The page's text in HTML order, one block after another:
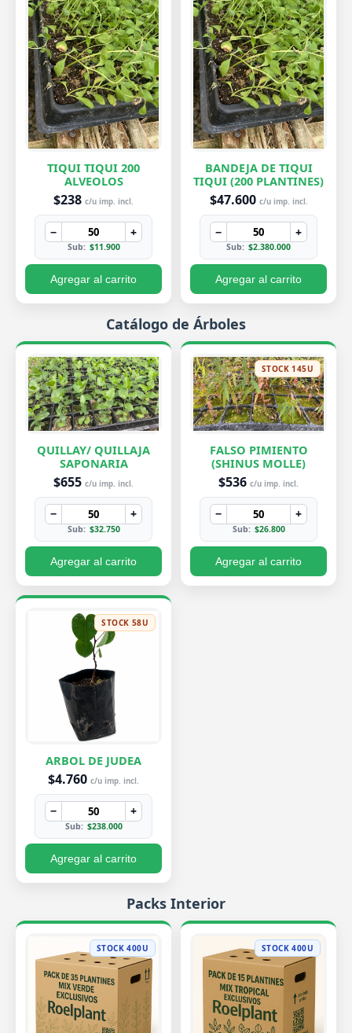
TIQUI TIQUI 200
ALVEOLOS
$238 c/u imp. incl.
− +
Sub: $11.900
Agregar al carrito
BANDEJA DE TIQUI
TIQUI (200 PLANTINES)
$47.600 c/u imp. incl.
− +
Sub: $2.380.000
Agregar al carrito
Catálogo de Árboles
QUILLAY/ QUILLAJA
SAPONARIA
$655 c/u imp. incl.
− +
Sub: $32.750
Agregar al carrito
STOCK 145U
FALSO PIMIENTO
(SHINUS MOLLE)
$536 c/u imp. incl.
− +
Sub: $26.800
Agregar al carrito
STOCK 58U
ARBOL DE JUDEA
$4.760 c/u imp. incl.
− +
Sub: $238.000
Agregar al carrito
Packs Interior
STOCK 400U STOCK 400U